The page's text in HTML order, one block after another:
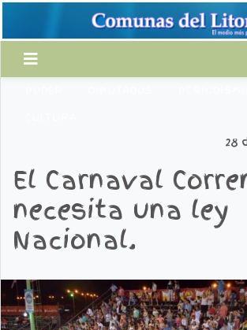
28
El Carnaval
necesita una ley
Nacional.